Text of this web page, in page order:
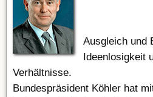
Ausgleich und
Ideenlosigkeit
Verhältnisse.
Bundespräsident Köhler hat